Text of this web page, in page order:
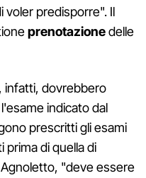
voler predisporre". Il
prenotazionedelle
infatti, dovrebbero
indicato dal
prescritti gli esami
di quella di
"deve essere